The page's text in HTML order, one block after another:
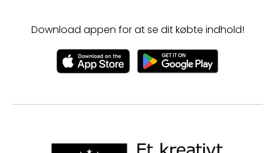
Download appen for at se dit købte indhold!